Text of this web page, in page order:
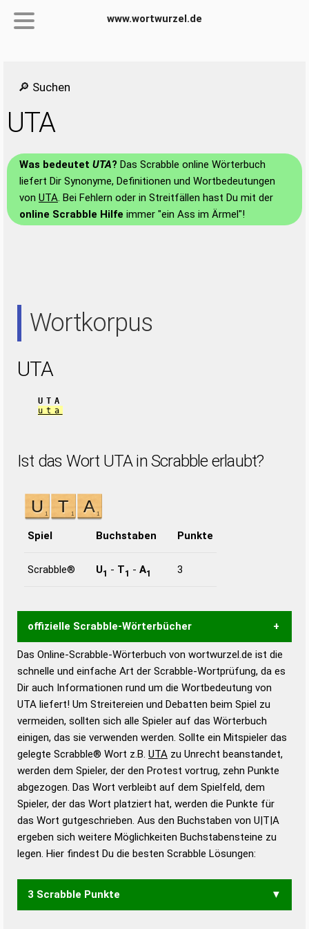
www.wortwurzel.de
🔎 Suchen
UTA
Was bedeutet UTA? Das Scrabble online Wörterbuch
liefert Dir Synonyme, Definitionen und Wortbedeutungen
von UTA. Bei Fehlern oder in Streitfällen hast Du mit der
online Scrabble Hilfe immer "ein Ass im Ärmel"!
Wortkorpus
UTA
UTA
uta
Ist das Wort UTA in Scrabble erlaubt?
Spiel Buchstaben Punkte
Scrabble® U1 - T1 - A1 3
offizielle Scrabble-Wörterbücher
Wortwurzel liefert mit Hilfe eines semantischen
Wortanalyse-Algorithmus gute Anhaltspunkte zu
Wortbedeutung, Worttrennung und Wortform, um die
Gültigkeit eines Wortes für das Scrabble-Spiel zu
bestimmen!
zugelassene Turnier Scrabble-
Wörterbücher sind:
Duden – Standardwerk in 12 Bänden
Duden – Richtiges und gutes
Deutsch
Duden – Die deutsche Grammatik
Duden – Deutsches
Universalwörterbuch
Das Online-Scrabble-Wörterbuch von wortwurzel.de ist die
schnelle und einfache Art der Scrabble-Wortprüfung, da es
Dir auch Informationen rund um die Wortbedeutung von
UTA liefert! Um Streitereien und Debatten beim Spiel zu
vermeiden, sollten sich alle Spieler auf das Wörterbuch
einigen, das sie verwenden werden. Sollte ein Mitspieler das
gelegte Scrabble® Wort z.B. UTA zu Unrecht beanstandet,
werden dem Spieler, der den Protest vortrug, zehn Punkte
abgezogen. Das Wort verbleibt auf dem Spielfeld, dem
Spieler, der das Wort platziert hat, werden die Punkte für
das Wort gutgeschrieben. Aus den Buchstaben von U|T|A
ergeben sich weitere Möglichkeiten Buchstabensteine zu
legen. Hier findest Du die besten Scrabble Lösungen:
3 Scrabble Punkte